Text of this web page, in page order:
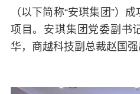
（以下简称“安琪集团”）
项目。安琪集团党委副书
华，商越科技副总裁赵国强